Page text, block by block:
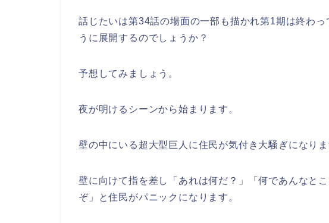
話じたいは第34話の場面の一部も描かれ第1期は終わ
うに展開するのでしょうか？
予想してみましょう。
夜が明けるシーンから始まります。
壁の中にいる超大型巨人に住民が気付き大騒ぎになりま
壁に向けて指を差し「あれは何だ？」「何であんなと
ぞ」と住民がパニックになります。